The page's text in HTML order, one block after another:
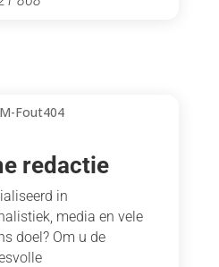
redactie
in
media en vele
doel? Om u de